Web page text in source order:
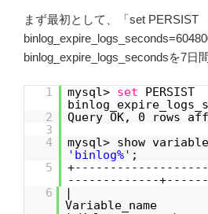
まず最初として、「set PERSIST
binlog_expire_logs_secondsを7日
1 mysql> set
PERSIST
2
Query OK, 0 rows
3
4
mysql> show
'binlog%' ;
5
-------------
6
|